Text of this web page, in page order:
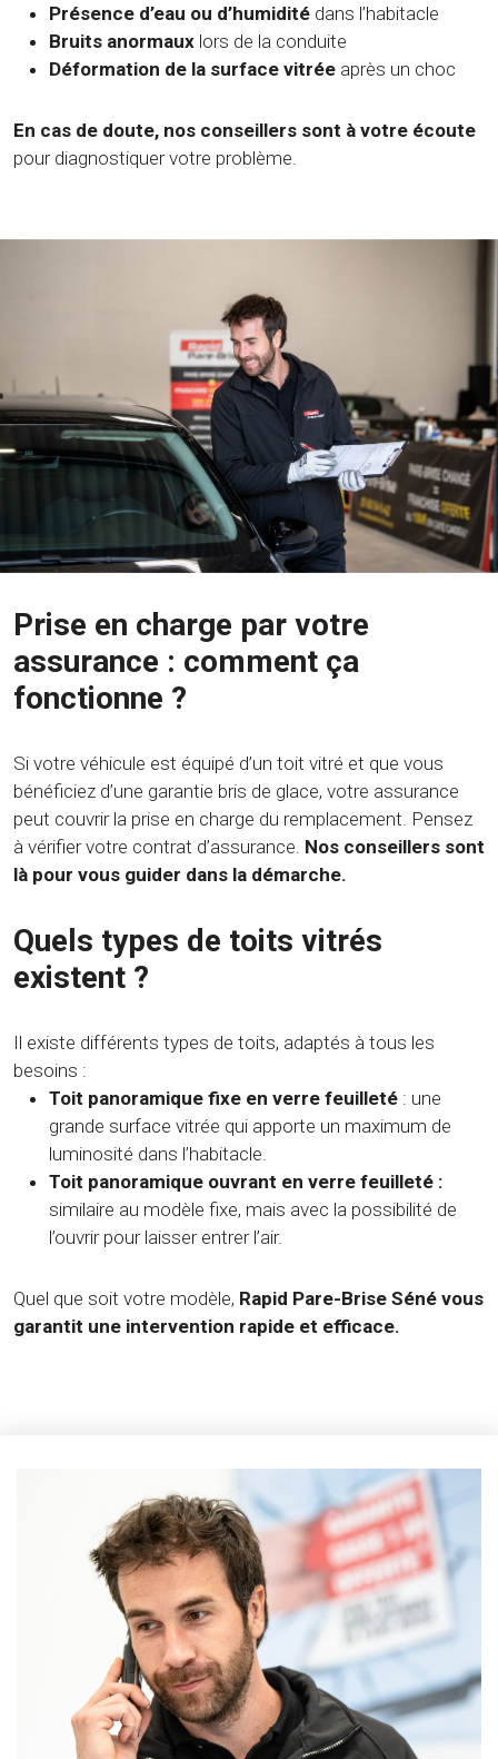
Présence d’eau ou d’humidité dans l’habitacle
Bruits anormaux lors de la conduite
Déformation de la surface vitrée après un choc
En cas de doute, nos conseillers sont à votre écoute
pour diagnostiquer votre problème.
Prise en charge par votre
assurance : comment ça
fonctionne ?
Si votre véhicule est équipé d’un toit vitré et que vous
bénéficiez d’une garantie bris de glace, votre assurance
peut couvrir la prise en charge du remplacement. Pensez
à vérifier votre contrat d’assurance. Nos conseillers sont
là pour vous guider dans la démarche.
Quels types de toits vitrés
existent ?
Il existe différents types de toits, adaptés à tous les
besoins :
Toit panoramique fixe en verre feuilleté : une
grande surface vitrée qui apporte un maximum de
luminosité dans l’habitacle.
Toit panoramique ouvrant en verre feuilleté :
similaire au modèle fixe, mais avec la possibilité de
l’ouvrir pour laisser entrer l’air.
Quel que soit votre modèle, Rapid Pare-Brise Séné vous
garantit une intervention rapide et efficace.